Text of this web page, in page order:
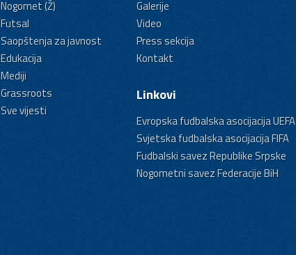
Nogomet (Ž)
Futsal
Saopštenja za javnost
Edukacija
Mediji
Grassroots
Sve vijesti
Galerije
Video
Press sekcija
Kontakt
Linkovi
Evropska fudbalska asocijacija UEFA
Svjetska fudbalska asocijacija FIFA
Fudbalski savez Republike Srpske
Nogometni savez Federacije BiH